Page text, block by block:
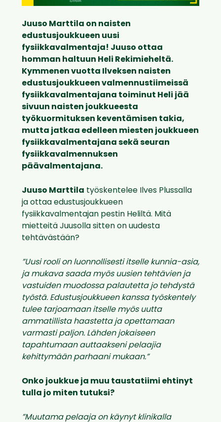
Juuso Marttila on naisten
edustusjoukkueen uusi
fysiikkavalmentaja! Juuso ottaa
homman haltuun Heli Rekimieheltä.
Kymmenen vuotta Ilveksen naisten
edustusjoukkueen valmennustiimeissä
fysiikkavalmentajana toiminut Heli jää
sivuun naisten joukkueesta
työkuormituksen keventämisen takia,
mutta jatkaa edelleen miesten joukkueen
fysiikkavalmentajana sekä seuran
fysiikkavalmennuksen
päävalmentajana.
Juuso Marttila työskentelee Ilves Plussalla
ja ottaa edustusjoukkueen
fysiikkavalmentajan pestin Heliltä. Mitä
mietteitä Juusolla sitten on uudesta
tehtävästään?
”Uusi rooli on luonnollisesti itselle kunnia-asia,
ja mukava saada myös uusien tehtävien ja
vastuiden muodossa palautetta jo tehdystä
työstä. Edustusjoukkueen kanssa työskentely
tulee tarjoamaan itselle myös uutta
ammatillista haastetta ja opettamaan
varmasti paljon. Lähden jokaiseen
tapahtumaan auttaakseni pelaajia
kehittymään parhaani mukaan.”
Onko joukkue ja muu taustatiimi ehtinyt
tulla jo miten tutuksi?
”Muutama pelaaja on käynyt klinikalla